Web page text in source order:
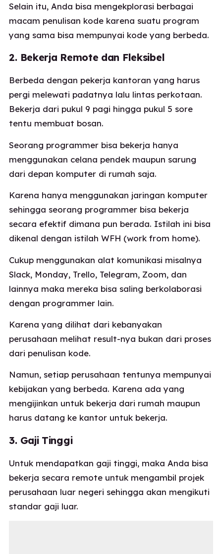
Selain itu, Anda bisa mengekplorasi berbagai
macam penulisan kode karena suatu program
yang sama bisa mempunyai kode yang berbeda.
2. Bekerja Remote dan Fleksibel
Berbeda dengan pekerja kantoran yang harus
pergi melewati padatnya lalu lintas perkotaan.
Bekerja dari pukul 9 pagi hingga pukul 5 sore
tentu membuat bosan.
Seorang programmer bisa bekerja hanya
menggunakan celana pendek maupun sarung
dari depan komputer di rumah saja.
Karena hanya menggunakan jaringan komputer
sehingga seorang programmer bisa bekerja
secara efektif dimana pun berada. Istilah ini bisa
dikenal dengan istilah WFH (work from home).
Cukup menggunakan alat komunikasi misalnya
Slack, Monday, Trello, Telegram, Zoom, dan
lainnya maka mereka bisa saling berkolaborasi
dengan programmer lain.
Karena yang dilihat dari kebanyakan
perusahaan melihat result-nya bukan dari proses
dari penulisan kode.
Namun, setiap perusahaan tentunya mempunyai
kebijakan yang berbeda. Karena ada yang
mengijinkan untuk bekerja dari rumah maupun
harus datang ke kantor untuk bekerja.
3. Gaji Tinggi
Untuk mendapatkan gaji tinggi, maka Anda bisa
bekerja secara remote untuk mengambil projek
perusahaan luar negeri sehingga akan mengikuti
standar gaji luar.